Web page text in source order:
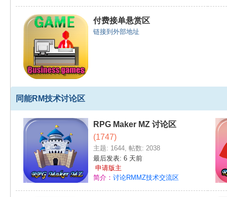
付费接单悬赏区
链接到外部地址
同能RM技术讨论区
RPG Maker MZ 讨论区
(1747)
主题: 1644, 帖数: 2038
最后发表: 6 天前
申请版主
简介： 讨论RMMZ技术交流区